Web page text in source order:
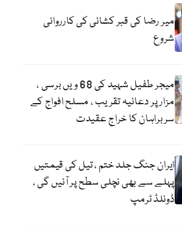
میر رضا کی قبر کشائی کی کارروائی
شروع
میجر طفیل شہید کی 68 ویں برسی ،
مزار پر دعائیہ تقریب ، مسلح افواج کے
سربراہان کا خراج عقیدت
ایران جنگ جلد ختم ، تیل کی قیمتیں
پہلے سے بھی نچلی سطح پر آئیں گی ،
ڈونلڈ ٹرمپ